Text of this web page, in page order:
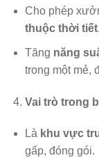
Cho phép
thuộc thời tiết.
Tăng năng
trong một mẻ,
Vai trò trong
Là khu vực
gấp, đóng gói.